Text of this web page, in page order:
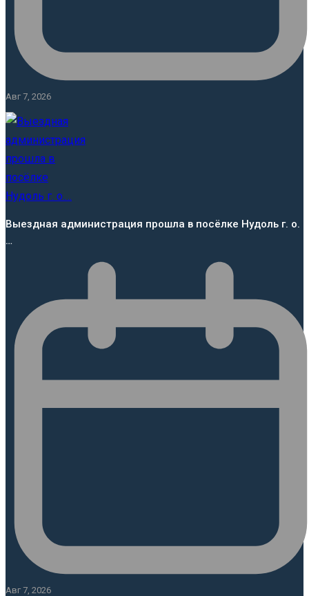
Авг 7, 2026
Выездная администрация прошла в посёлке Нудоль г. о.
…
Авг 7, 2026